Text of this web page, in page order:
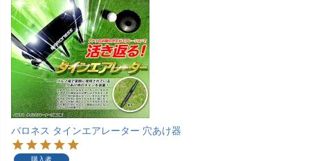
バロネス タインエアレーター 穴あけ器
購入者